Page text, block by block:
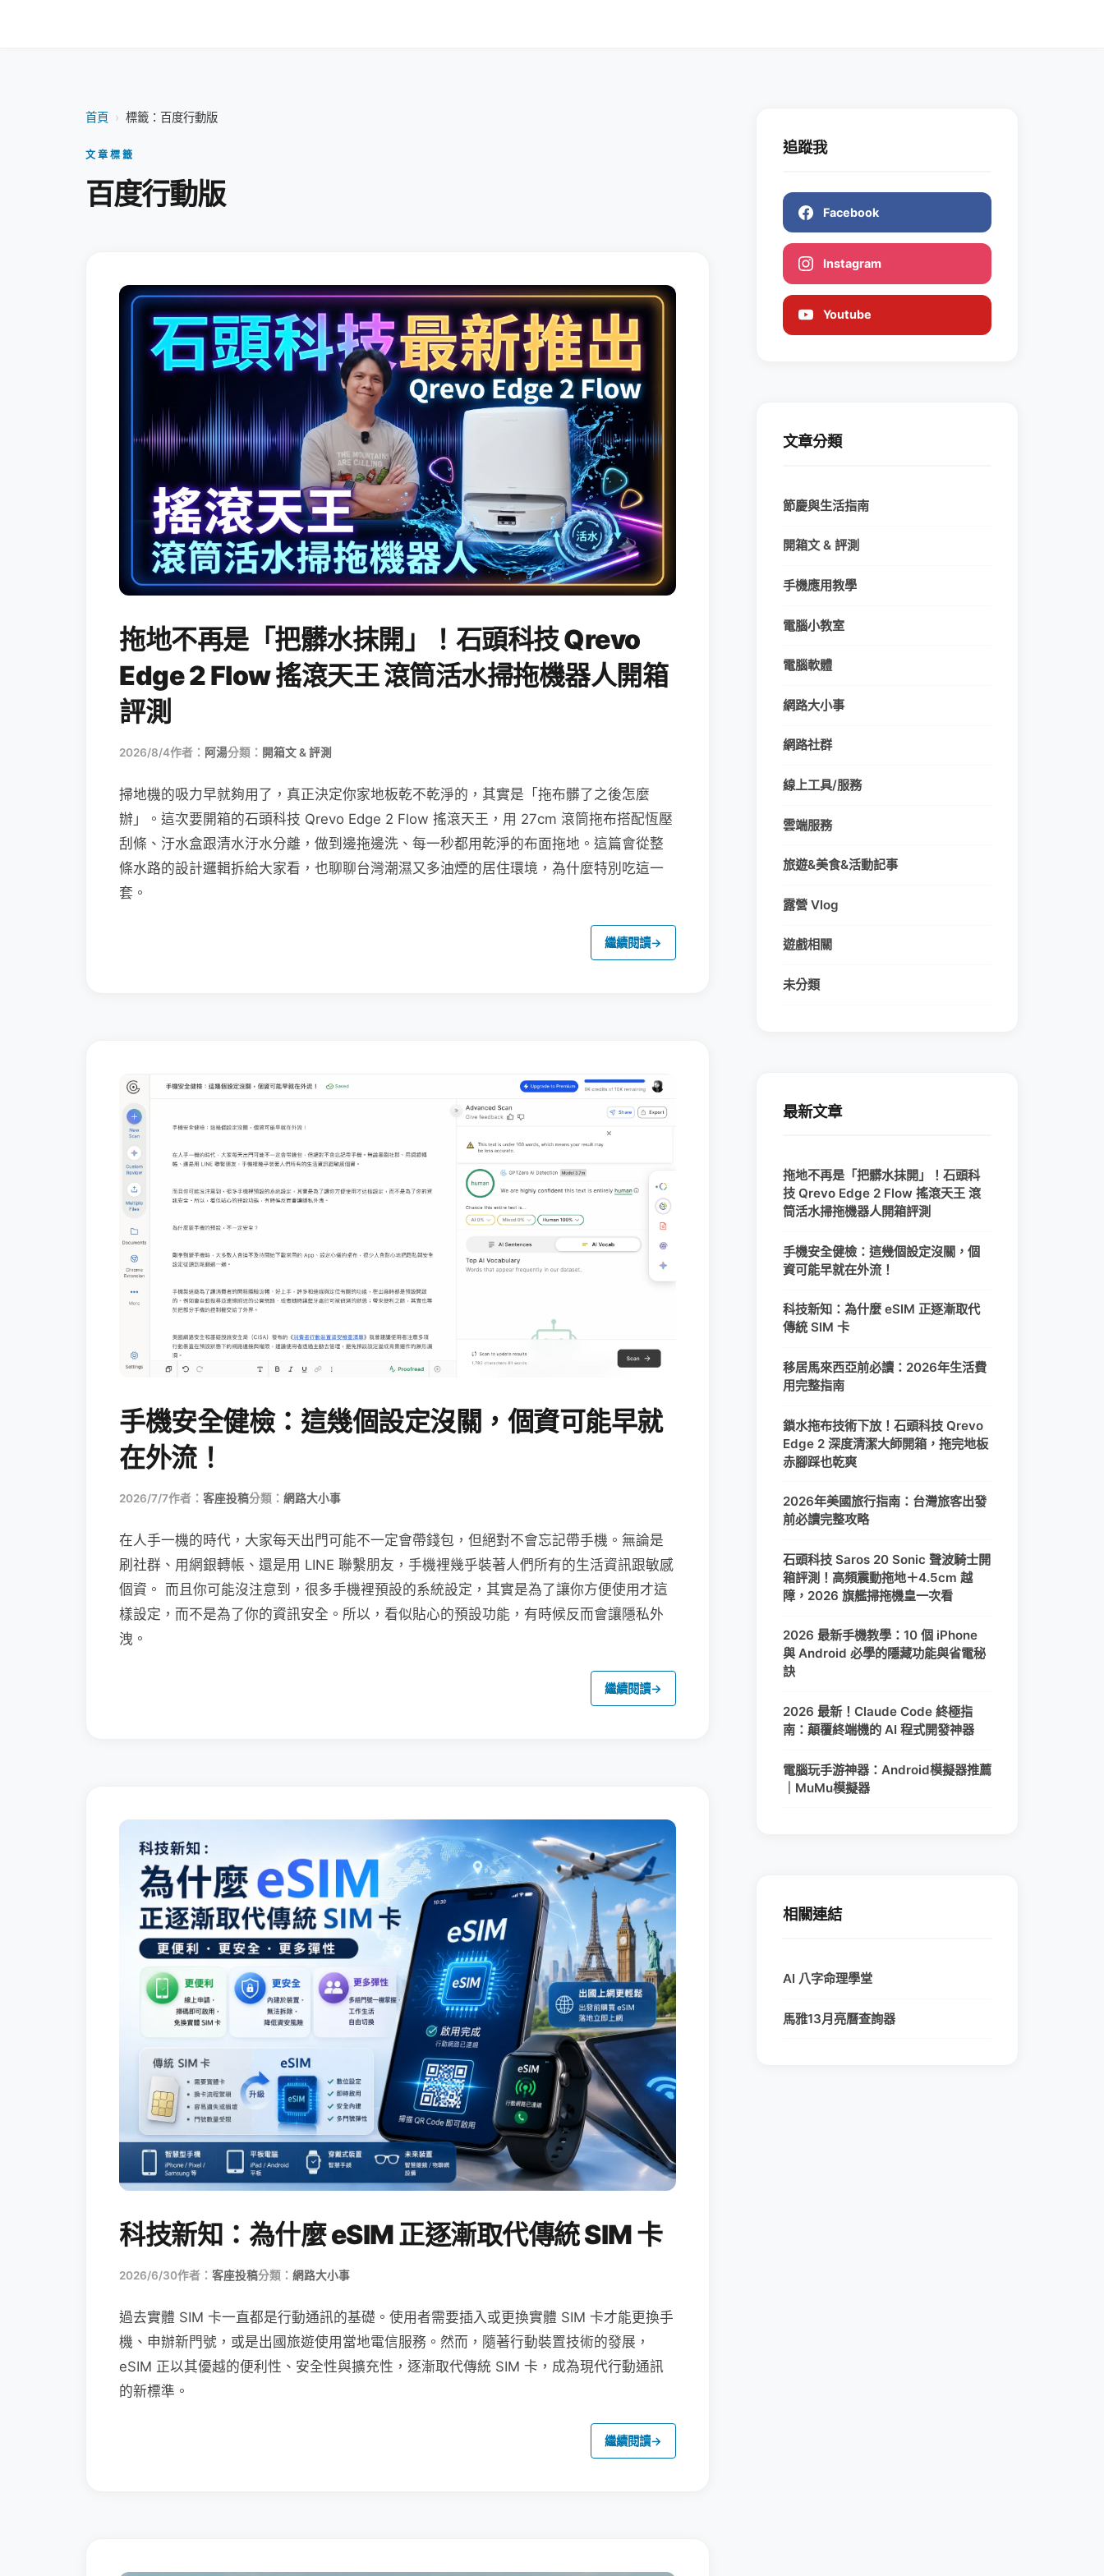
首頁 › 標籤：百度行動版
文章標籤
百度行動版
拖地不再是「把髒水抹開」！石頭科技 Qrevo
Edge 2 Flow 搖滾天王 滾筒活水掃拖機器人開箱
評測
2026/8/4作者： 阿湯分類： 開箱文 & 評測
掃地機的吸力早就夠用了，真正決定你家地板乾不乾淨的，其實是「拖布髒了之後怎麼
辦」。這次要開箱的石頭科技 Qrevo Edge 2 Flow 搖滾天王，用 27cm 滾筒拖布搭配恆壓
刮條、汙水盒跟清水汙水分離，做到邊拖邊洗、每一秒都用乾淨的布面拖地。這篇會從整
條水路的設計邏輯拆給大家看，也聊聊台灣潮濕又多油煙的居住環境，為什麼特別吃這一
套。
繼續閱讀→
手機安全健檢：這幾個設定沒關，個資可能早就
在外流！
2026/7/7作者： 客座投稿分類： 網路大小事
在人手一機的時代，大家每天出門可能不一定會帶錢包，但絕對不會忘記帶手機。無論是
刷社群、用網銀轉帳、還是用 LINE 聯繫朋友，手機裡幾乎裝著人們所有的生活資訊跟敏感
個資。 而且你可能沒注意到，很多手機裡預設的系統設定，其實是為了讓你方便使用才這
樣設定，而不是為了你的資訊安全。所以，看似貼心的預設功能，有時候反而會讓隱私外
洩。
繼續閱讀→
科技新知：為什麼 eSIM 正逐漸取代傳統 SIM 卡
2026/6/30作者： 客座投稿分類： 網路大小事
過去實體 SIM 卡一直都是行動通訊的基礎。使用者需要插入或更換實體 SIM 卡才能更換手
機、申辦新門號，或是出國旅遊使用當地電信服務。然而，隨著行動裝置技術的發展，
eSIM 正以其優越的便利性、安全性與擴充性，逐漸取代傳統 SIM 卡，成為現代行動通訊
的新標準。
繼續閱讀→
追蹤我
Facebook
Instagram
Youtube
文章分類
節慶與生活指南
開箱文 & 評測
手機應用教學
電腦小教室
電腦軟體
網路大小事
網路社群
線上工具/服務
雲端服務
旅遊&美食&活動記事
露營 Vlog
遊戲相關
未分類
最新文章
拖地不再是「把髒水抹開」！石頭科
技 Qrevo Edge 2 Flow 搖滾天王 滾
筒活水掃拖機器人開箱評測
手機安全健檢：這幾個設定沒關，個
資可能早就在外流！
科技新知：為什麼 eSIM 正逐漸取代
傳統 SIM 卡
移居馬來西亞前必讀：2026年生活費
用完整指南
鎖水拖布技術下放！石頭科技 Qrevo
Edge 2 深度清潔大師開箱，拖完地板
赤腳踩也乾爽
2026年美國旅行指南：台灣旅客出發
前必讀完整攻略
石頭科技 Saros 20 Sonic 聲波騎士開
箱評測！高頻震動拖地＋4.5cm 越
障，2026 旗艦掃拖機皇一次看
2026 最新手機教學：10 個 iPhone
與 Android 必學的隱藏功能與省電秘
訣
2026 最新！Claude Code 終極指
南：顛覆終端機的 AI 程式開發神器
電腦玩手游神器：Android模擬器推薦
｜MuMu模擬器
相關連結
AI 八字命理學堂
馬雅13月亮曆查詢器